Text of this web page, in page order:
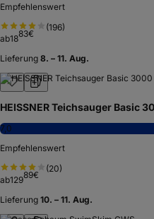
Empfehlenswert
(196)
ab1883€
Lieferung 8. – 11. Aug.
HEISSNER Teichsauger Basic
7,0
Empfehlenswert
(20)
ab12989€
Lieferung 10. – 11. Aug.